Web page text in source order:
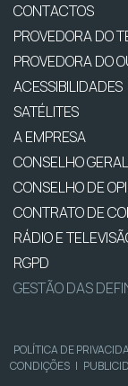
CONTACTOS
PROVEDORA DO
PROVEDORA DO
ACESSIBILIDADES
SATÉLITES
A EMPRESA
CONSELHO
CONSELHO DE
CONTRATO DE
RÁDIO E
RGPD
GESTÃO DAS
POLÍTICA DE
CONDIÇÕES |